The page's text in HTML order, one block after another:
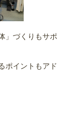
」づくりもサポ
ポイントもアド